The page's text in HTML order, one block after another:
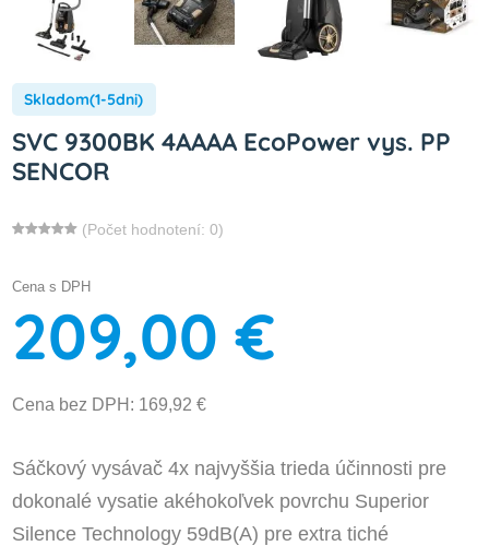
Skladom(1-5dni)
SVC 9300BK 4AAAA EcoPower vys. PP
SENCOR
(Počet hodnotení: 0)
Cena s DPH
209,00 €
Cena bez DPH: 169,92 €
Sáčkový vysávač 4x najvyššia trieda účinnosti pre
dokonalé vysatie akéhokoľvek povrchu Superior
Silence Technology 59dB(A) pre extra tiché